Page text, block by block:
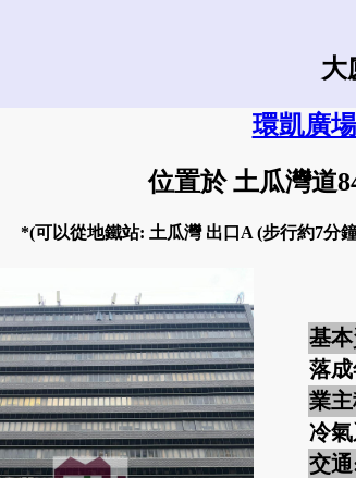
大
環凱廣場
位置於 土瓜灣道
*(可以從地鐵站: 土瓜灣 出口A (步行約7分
基
落
業
冷
交